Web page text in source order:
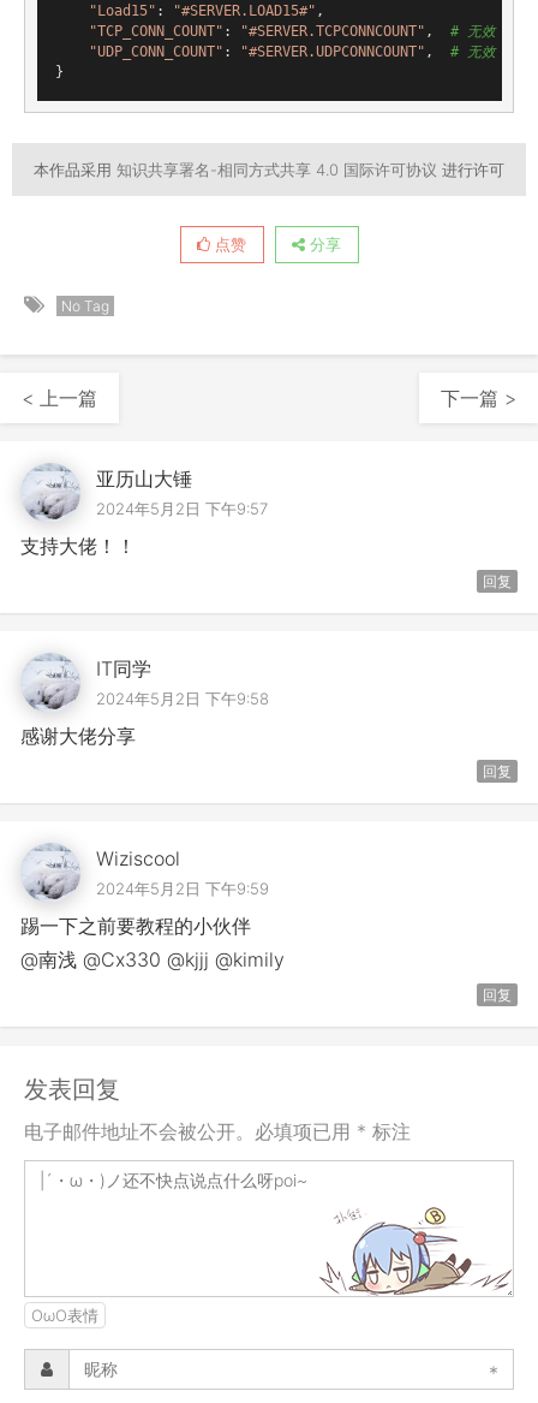
"Load15" : "#SERVER.LOAD15#" ,
"TCP_CONN_COUNT" : "#SERVER.TCPCONNCOUNT" , # 无效
"UDP_CONN_COUNT" : "#SERVER.UDPCONNCOUNT" , # 无效
本作品采用 知识共享署名-相同方式共享 4.0 国际许可协议 进行许可
点赞 分享
No Tag
< 上一篇 下一篇 >
亚历山大锤
2024年5月2日 下午9:57
支持大佬！！
回复
IT同学
2024年5月2日 下午9:58
感谢大佬分享
回复
Wiziscool
2024年5月2日 下午9:59
踢一下之前要教程的小伙伴
@南浅 @Cx330 @kjjj @kimily
回复
发表回复
电子邮件地址不会被公开。必填项已用 * 标注
OωO表情
*